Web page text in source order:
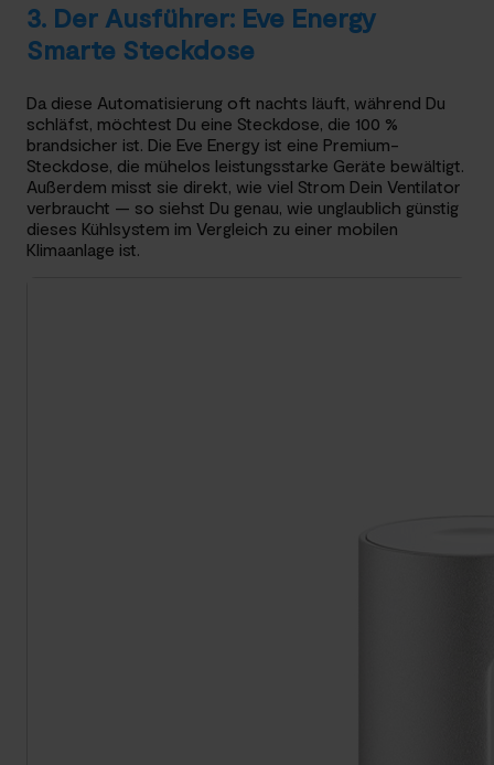
3. Der Ausführer: Eve Energy
Smarte Steckdose
Da diese Automatisierung oft nachts läuft, während Du
schläfst, möchtest Du eine Steckdose, die 100 %
brandsicher ist. Die Eve Energy ist eine Premium-
Steckdose, die mühelos leistungsstarke Geräte bewältigt.
Außerdem misst sie direkt, wie viel Strom Dein Ventilator
verbraucht — so siehst Du genau, wie unglaublich günstig
dieses Kühlsystem im Vergleich zu einer mobilen
Klimaanlage ist.